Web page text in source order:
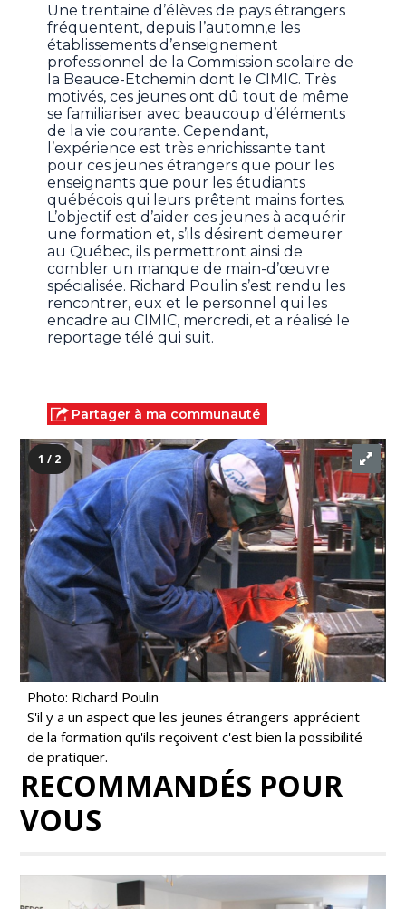
Une trentaine d’élèves de pays étrangers
fréquentent, depuis l’automn,e les
établissements d’enseignement
professionnel de la Commission scolaire de
la Beauce-Etchemin dont le CIMIC. Très
motivés, ces jeunes ont dû tout de même
se familiariser avec beaucoup d’éléments
de la vie courante. Cependant,
l’expérience est très enrichissante tant
pour ces jeunes étrangers que pour les
enseignants que pour les étudiants
québécois qui leurs prêtent mains fortes.
L’objectif est d’aider ces jeunes à acquérir
une formation et, s’ils désirent demeurer
au Québec, ils permettront ainsi de
combler un manque de main-d’œuvre
spécialisée. Richard Poulin s’est rendu les
rencontrer, eux et le personnel qui les
encadre au CIMIC, mercredi, et a réalisé le
reportage télé qui suit.
Partager à ma communauté
1 / 2
Photo: Richard Poulin
S'il y a un aspect que les jeunes étrangers apprécient
de la formation qu'ils reçoivent c'est bien la possibilité
de pratiquer.
RECOMMANDÉS POUR
VOUS